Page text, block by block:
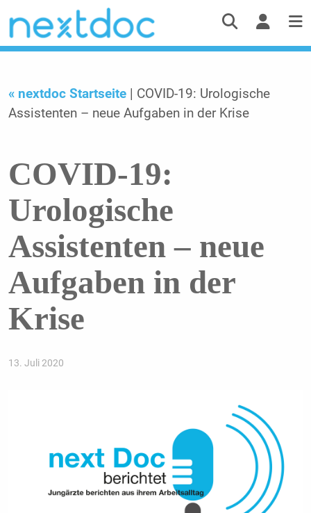
« nextdoc Startseite
| COVID-19: Urologische
Assistenten – neue Aufgaben in der Krise
COVID-19:
Urologische
Assistenten – neue
Aufgaben in der
Krise
13. Juli 2020